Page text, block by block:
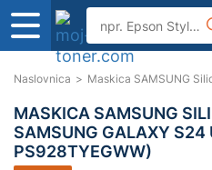
Naslovnica > Maskica SAMSUNG
MASKICA SAMSUNG
SAMSUNG GALAXY S24
PS928TYEGWW)